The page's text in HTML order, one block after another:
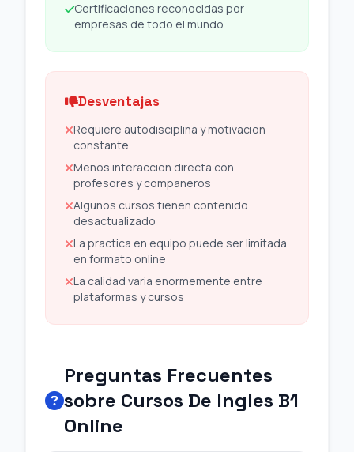
Certificaciones reconocidas por
empresas de todo el mundo
Desventajas
Requiere autodisciplina y motivacion
constante
Menos interaccion directa con
profesores y companeros
Algunos cursos tienen contenido
desactualizado
La practica en equipo puede ser limitada
en formato online
La calidad varia enormemente entre
plataformas y cursos
Preguntas Frecuentes
sobre Cursos De Ingles B1
Online